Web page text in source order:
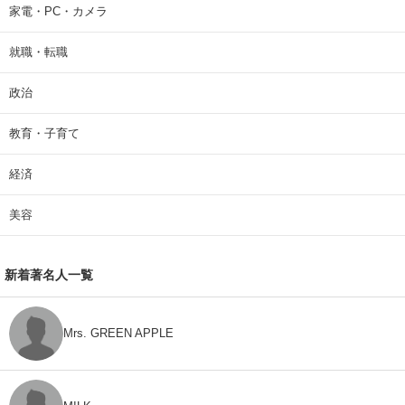
家電・PC・カメラ
就職・転職
政治
教育・子育て
経済
美容
新着著名人一覧
Mrs. GREEN APPLE